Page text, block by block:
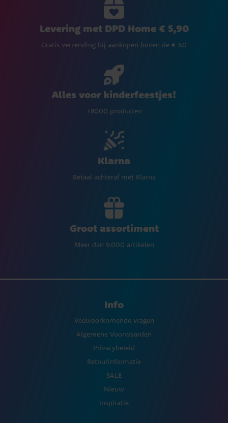
Levering met DPD Home € 5,90
Gratis verzending bij aankopen boven de € 60
Alles voor kinderfeestjes!
+8000 producten
Klarna
Betaal achteraf met Klarna
Groot assortiment
Meer dan 9.000 artikelen
Info
Veelvoorkomende vragen
Algemene Voorwaarden
Privacybeleid
Retourinformatie
SALE
Nieuw
Inspiratie